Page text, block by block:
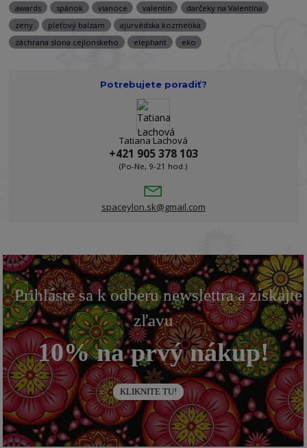
awards
spánok vianoce valentin
darčeky na Valentína
zeny
pleťový balzam
ajurvédska kozmetika
záchrana slona cejlonskeho
elephant eko
Potrebujete poradiť?
Tatiana Lachová
+421 905 378 103
(Po-Ne, 9-21 hod.)
spaceylon.sk@gmail.com
Prihláste sa k odberu newslettra a získajte
zľavu
10% na prvý nákup!
KLIKNITE TU!